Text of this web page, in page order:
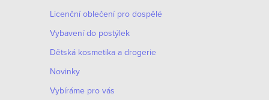
Licenční oblečení pro dospělé
Vybavení do postýlek
Dětská kosmetika a drogerie
Novinky
Vybíráme pro vás